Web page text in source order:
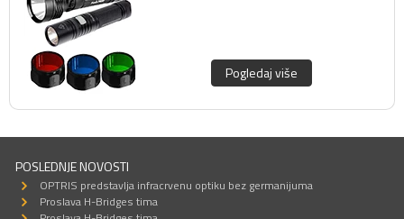
Pogledaj više
POSLEDNJE NOVOSTI
OPTRIS predstavlja infracrvenu optiku bez germanijuma
Proslava H-Bridges tima